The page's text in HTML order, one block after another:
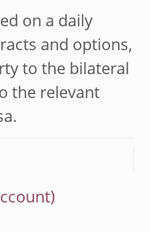
on a daily
and options,
to the bilateral
the relevant